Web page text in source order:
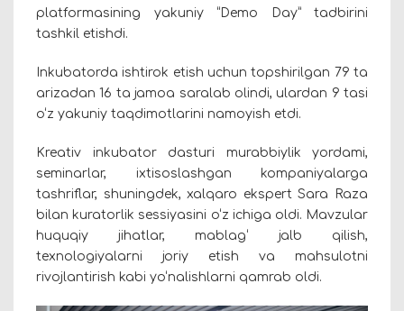
platformasining yakuniy “Demo Day” tadbirini
tashkil etishdi.
Inkubatorda ishtirok etish uchun topshirilgan 79 ta
arizadan 16 ta jamoa saralab olindi, ulardan 9 tasi
o‘z yakuniy taqdimotlarini namoyish etdi.
Kreativ inkubator dasturi murabbiylik yordami,
seminarlar, ixtisoslashgan kompaniyalarga
tashriflar, shuningdek, xalqaro ekspert Sara Raza
bilan kuratorlik sessiyasini o‘z ichiga oldi. Mavzular
huquqiy jihatlar, mablag‘ jalb qilish,
texnologiyalarni joriy etish va mahsulotni
rivojlantirish kabi yo‘nalishlarni qamrab oldi.